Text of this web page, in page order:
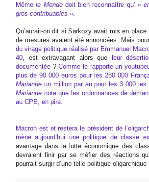
Mêmele Mondedoit bien reconnaître qu’ «
gros contribuables »
Qu’aurait-on dit si Sarkozy avait mis en
de mesures avaient été annoncées. Mais
du virage politique réalisé par Emmanuel
40 , est extravagant alors que leur
documentée ?Comme le rapporte un
plus de 90 000 euros pour les 280 000
Marianne un million par an pour les 3 000 les
Marianne note que les ordonnances de
au CPE, en pire
Macron est et restera le président de
mène aujourd’hui une politique de classe
avantage dans la lutte économique des
devraient finir par se méfier des réactions
pourrait surgir d’une telle politique oligarchique